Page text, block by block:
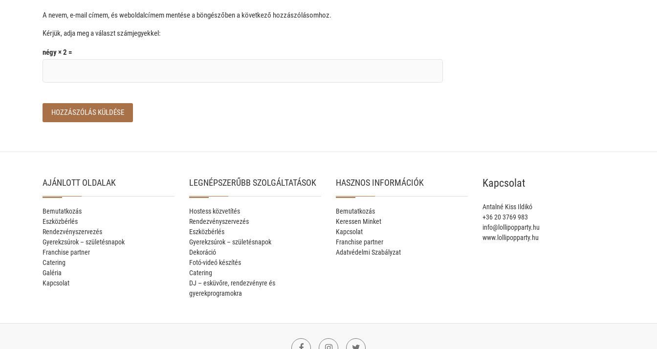
A nevem, e-mail címem, és weboldalcímem mentése a böngészőben a következő hozzászólásomhoz.
Kérjük, adja meg a választ számjegyekkel:
négy × 2 =
AJÁNLOTT OLDALAK
Bemutatkozás
Eszközbérlés
Rendezvényszervezés
Gyerekzsúrok – születésnapok
Franchise partner
Catering
Galéria
Kapcsolat
LEGNÉPSZERŰBB SZOLGÁLTATÁSOK
Hostess közvetítés
Rendezvényszervezés
Eszközbérlés
Gyerekzsúrok – születésnapok
Dekoráció
Fotó-videó készítés
Catering
DJ – esküvőre, rendezvényre és
gyerekprogramokra
HASZNOS INFORMÁCIÓK
Bemutatkozás
Keressen Minket
Kapcsolat
Franchise partner
Adatvédelmi Szabályzat
Kapcsolat
Antalné Kiss Ildikó
+36 20 3769 983
info@lollipopparty.hu
www.lollipopparty.hu